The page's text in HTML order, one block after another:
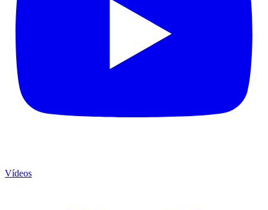
Vídeos